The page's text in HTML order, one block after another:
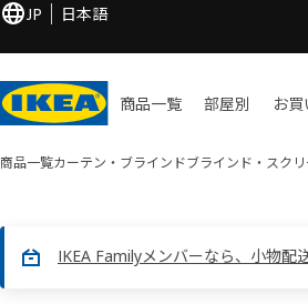
JP 日本語
商品一覧 部屋別 お
商品一覧カーテン・ブラインドブラインド・スクリ
IKEA Familyメンバーなら、小物